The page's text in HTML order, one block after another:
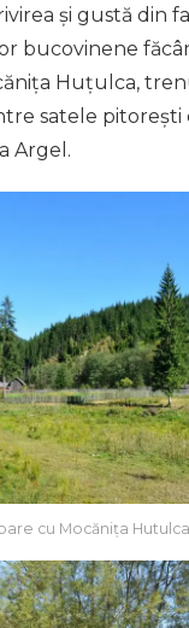
și gustă din
bucovinene
Huțulca,
satele
Argel.
cu Mocănița Hutulca